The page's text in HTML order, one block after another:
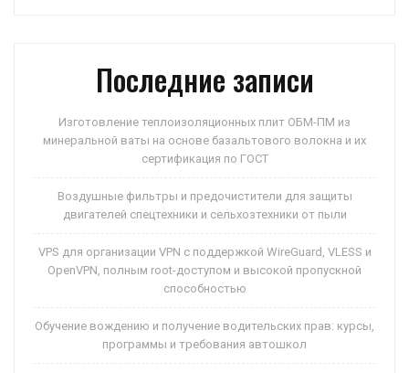
ni
ki
ть
Последние записи
Изготовление теплоизоляционных плит ОБМ-ПМ из
минеральной ваты на основе базальтового волокна и их
сертификация по ГОСТ
Воздушные фильтры и предочистители для защиты
двигателей спецтехники и сельхозтехники от пыли
VPS для организации VPN с поддержкой WireGuard, VLESS и
OpenVPN, полным root-доступом и высокой пропускной
способностью
Обучение вождению и получение водительских прав: курсы,
программы и требования автошкол